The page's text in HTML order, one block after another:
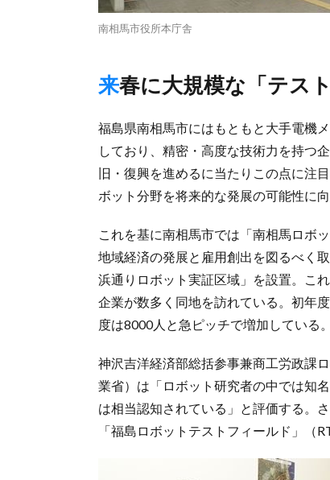
南相馬市役所本庁舎
来春に大規模な「テ
福島県南相馬市にはもともと大手電機
しており、精密・高度な技術力を持つ
旧・復興を進めるに当たりこの点に注
ボット分野を将来的な発展の可能性に
これを基に南相馬市では「南相馬ロボ
地域経済の発展と雇用創出を図るべく
浜通りロボット実証区域」を設置。こ
企業が数多く同地を訪れている。初年
度は8000人と急ピッチで増加している。
神沢吉洋経済部総括参事兼商工労政課
業省）は「ロボット研究者の中では知
は相当認知されている」と評価する。
「福島ロボットテストフィールド」（